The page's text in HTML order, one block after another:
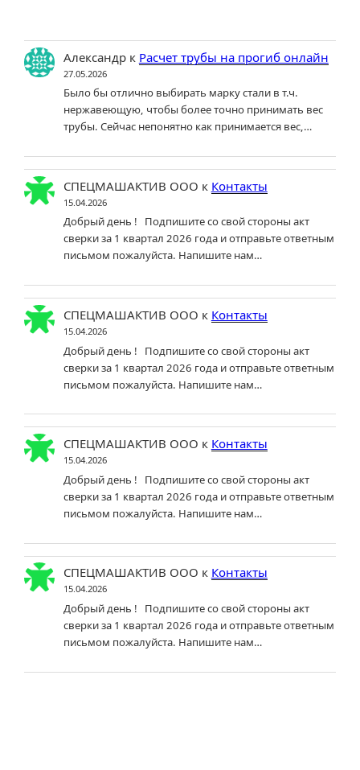
Александрк Расчет трубы на прогиб онлайн
27.05.2026
Было бы отлично выбирать марку стали в т.ч.
нержавеющую, чтобы более точно принимать вес
трубы. Сейчас непонятно как принимается вес,…
СПЕЦМАШАКТИВ ООО к Контакты
15.04.2026
Добрый день ! Подпишите со свой стороны акт
сверки за 1 квартал 2026 года и отправьте ответным
письмом пожалуйста. Напишите нам…
СПЕЦМАШАКТИВ ООО к Контакты
15.04.2026
Добрый день ! Подпишите со свой стороны акт
сверки за 1 квартал 2026 года и отправьте ответным
письмом пожалуйста. Напишите нам…
СПЕЦМАШАКТИВ ООО к Контакты
15.04.2026
Добрый день ! Подпишите со свой стороны акт
сверки за 1 квартал 2026 года и отправьте ответным
письмом пожалуйста. Напишите нам…
СПЕЦМАШАКТИВ ООО к Контакты
15.04.2026
Добрый день ! Подпишите со свой стороны акт
сверки за 1 квартал 2026 года и отправьте ответным
письмом пожалуйста. Напишите нам…